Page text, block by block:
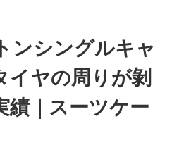
ンシングルキャ
イヤの周りが剝
績｜スーツケー